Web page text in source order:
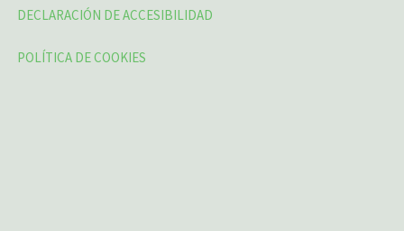
DECLARACIÓN DE ACCESIBILIDAD
POLÍTICA DE COOKIES